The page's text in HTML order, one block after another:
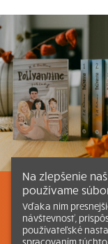
Listovať
Kontakt
Na zlepšenie
používame
Vďaka nim
návštevnosť,
používateľské
spracovaním